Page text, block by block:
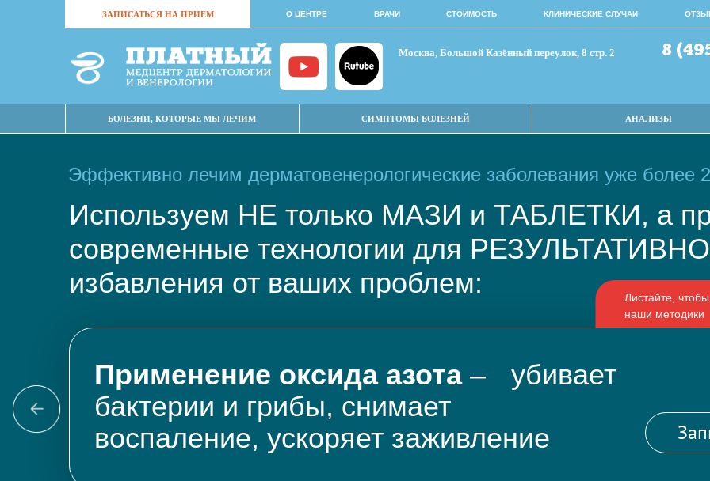
ЗАПИСАТЬСЯ НА ПРИЕМ О ЦЕНТРЕ ВРАЧИ СТОИМОСТЬ КЛИНИЧЕСКИЕ СЛУЧАИ
Москва, Большой Казённый переулок, 8 стр. 2 8
БОЛЕЗНИ, КОТОРЫЕ МЫ ЛЕЧИМ СИМПТОМЫ БОЛЕЗНЕЙ АНАЛИЗЫ
Эффективно лечим дерматовенерологические заболевания уже более
Используем НЕ только МАЗИ и ТАБЛЕТКИ, а
современные технологии для
избавления от ваших проблем:
Применение оксида азота– убивает
бактерии и грибы, снимает
воспаление, ускоряет заживление